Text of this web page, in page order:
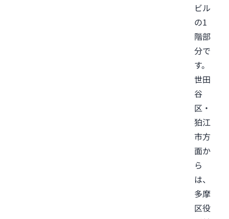
ビル
の1
階部
分で
す。
世田
谷
区・
狛江
市方
面か
ら
は、
多摩
区役